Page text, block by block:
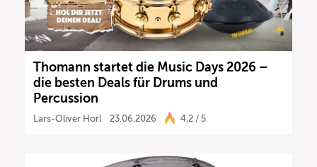
Thomann startet die Music Days 2026 –
die besten Deals für Drums und
Percussion
Lars-Oliver Horl 23.06.2026 4,2 / 5